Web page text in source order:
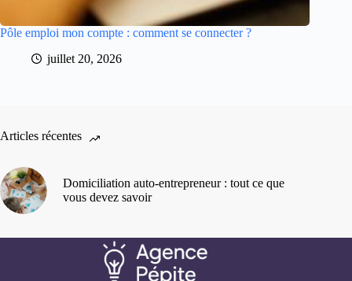
Pôle emploi mon compte : comment se connecter ?
juillet 20, 2026
Articles récentes
Domiciliation auto-entrepreneur : tout ce que
vous devez savoir